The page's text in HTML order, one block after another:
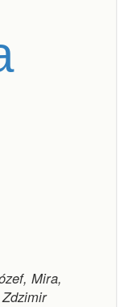
Mira,